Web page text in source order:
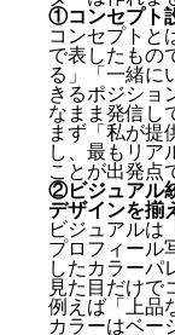
①コンセプト
コンセプトと
で表したもの
る」「一緒に
きるポジショ
なまま発信し
まず「私が提
し、最もリア
ことが出発点
②ビジュアル
デザインを揃
ビジュアルは
プロフィール
したカラーパ
見た目だけで
例えば「上品
カラーはベー